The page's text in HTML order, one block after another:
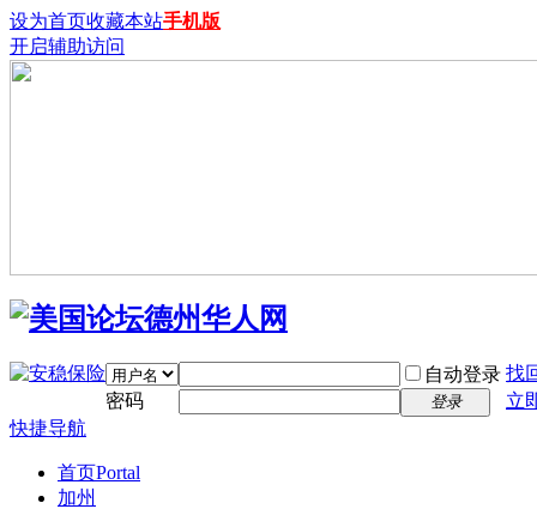
设为首页收藏本站手机版
开启辅助访问
自动登录 找
密码
登录
立
快捷导航
首页Portal
加州